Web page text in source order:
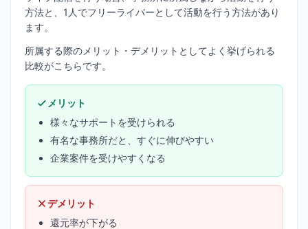
方法と、1人でフリーライバーとして活動を行う方法があり
ます。
所属する際のメリット・デメリットとしてよく挙げられる
比較がこちらです。
メリット
様々なサポートを受けられる
有名な事務所だと、すぐに伸びやすい
企業案件を受けやすくなる
デメリット
還元率が下がる